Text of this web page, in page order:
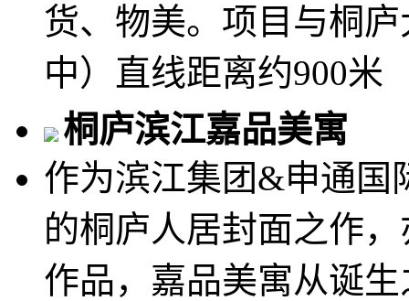
货、物美。项目与桐
中）直线距离约900米
桐庐滨江嘉品美寓
作为滨江集团&申通国
的桐庐人居封面之作
作品，嘉品美寓从诞